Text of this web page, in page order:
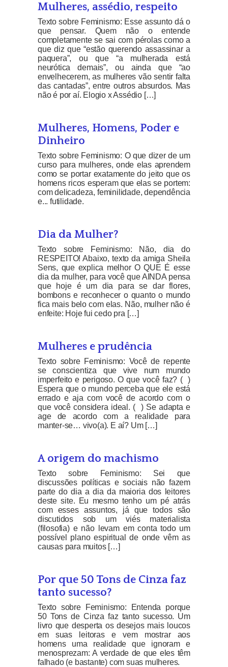
Mulheres, assédio, respeito
Texto sobre Feminismo: Esse assunto dá o
que pensar. Quem não o entende
completamente se sai com pérolas como a
que diz que “estão querendo assassinar a
paquera”, ou que “a mulherada está
neurótica demais”, ou ainda que “ao
envelhecerem, as mulheres vão sentir falta
das cantadas”, entre outros absurdos. Mas
não é por aí. Elogio x Assédio […]
Mulheres, Homens, Poder e
Dinheiro
Texto sobre Feminismo: O que dizer de um
curso para mulheres, onde elas aprendem
como se portar exatamente do jeito que os
homens ricos esperam que elas se portem:
com delicadeza, feminilidade, dependência
e... futilidade.
Dia da Mulher?
Texto sobre Feminismo: Não, dia do
RESPEITO! Abaixo, texto da amiga Sheila
Sens, que explica melhor O QUE É esse
dia da mulher, para você que AINDA pensa
que hoje é um dia para se dar flores,
bombons e reconhecer o quanto o mundo
fica mais belo com elas. Não, mulher não é
enfeite: Hoje fui cedo pra […]
Mulheres e prudência
Texto sobre Feminismo: Você de repente
se conscientiza que vive num mundo
imperfeito e perigoso. O que você faz? ( )
Espera que o mundo perceba que ele está
errado e aja com você de acordo com o
que você considera ideal. ( ) Se adapta e
age de acordo com a realidade para
manter-se… vivo(a). E aí? Um […]
A origem do machismo
Texto sobre Feminismo: Sei que
discussões políticas e sociais não fazem
parte do dia a dia da maioria dos leitores
deste site. Eu mesmo tenho um pé atrás
com esses assuntos, já que todos são
discutidos sob um viés materialista
(filosofia) e não levam em conta todo um
possível plano espiritual de onde vêm as
causas para muitos […]
Por que 50 Tons de Cinza faz
tanto sucesso?
Texto sobre Feminismo: Entenda porque
50 Tons de Cinza faz tanto sucesso. Um
livro que desperta os desejos mais loucos
em suas leitoras e vem mostrar aos
homens uma realidade que ignoram e
menosprezam: A verdade de que eles têm
falhado (e bastante) com suas mulheres.